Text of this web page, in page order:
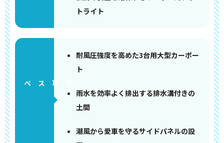
トライト
耐風圧強度を高めた3台用大型カーポー
ト
雨水を効率よく排出する排水溝付きの
土間
潮風から愛車を守るサイドパネルの設